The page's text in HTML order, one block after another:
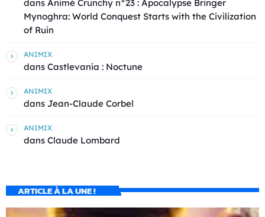
dans Animé Crunchy n°23 : Apocalypse Bringer
Mynoghra: World Conquest Starts with the Civilization
of Ruin
ANIMIX
dans Castlevania : Noctune
ANIMIX
dans Jean-Claude Corbel
ANIMIX
dans Claude Lombard
ARTICLE À LA UNE !